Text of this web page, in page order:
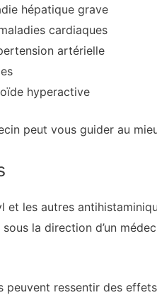
hépatique grave
cardiaques
artérielle
hyperactive
peut vous guider au
et les autres
la direction d’un
peuvent ressentir des